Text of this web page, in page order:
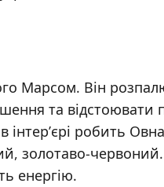
Він
та відстоювати
робить
золотаво-
енергію.